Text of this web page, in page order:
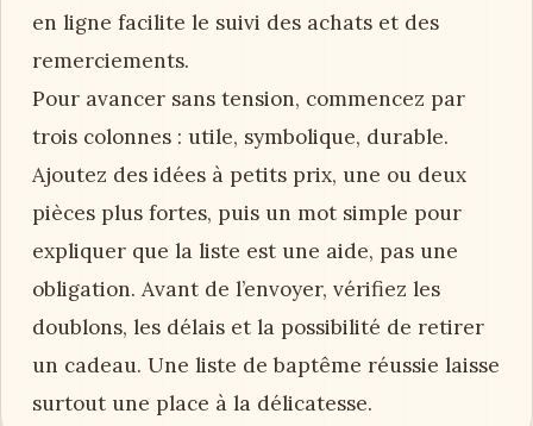
en ligne facilite le suivi des achats et des
remerciements.
Pour avancer sans tension, commencez par
trois colonnes : utile, symbolique, durable.
Ajoutez des idées à petits prix, une ou deux
pièces plus fortes, puis un mot simple pour
expliquer que la liste est une aide, pas une
obligation. Avant de l’envoyer, vérifiez les
doublons, les délais et la possibilité de retirer
un cadeau. Une liste de baptême réussie laisse
surtout une place à la délicatesse.